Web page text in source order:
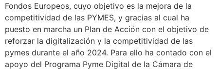
Fondos Europeos, cuyo objetivo es la mejora de la
competitividad de las PYMES, y gracias al cual ha
puesto en marcha un Plan de Acción con el objetivo de
reforzar la digitalización y la competitividad de las
pymes durante el año 2024. Para ello ha contado con el
apoyo del Programa Pyme Digital de la Cámara de